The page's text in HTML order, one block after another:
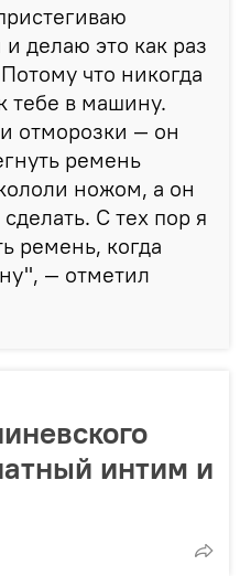
делаю это как раз
что никогда
тебе в машину.
отморозки — он
ремень
ножом, а он
С тех пор я
ремень, когда
— отметил
интим и